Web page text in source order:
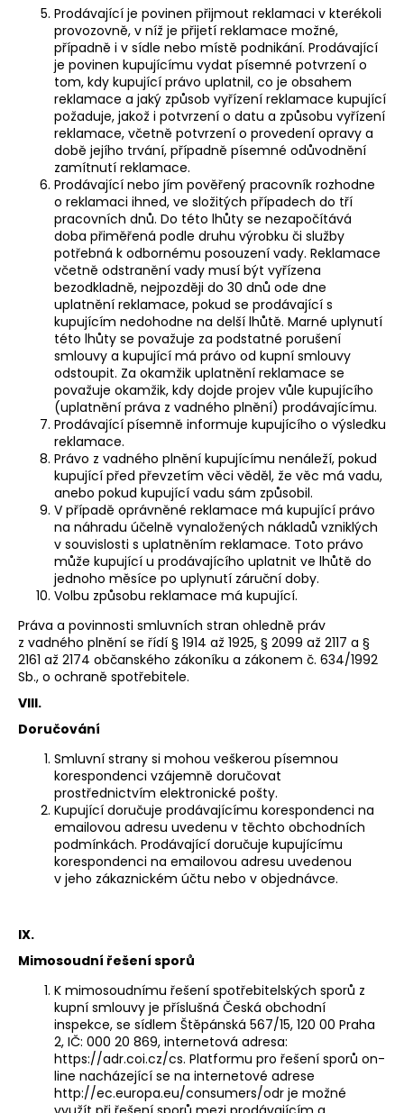
Prodávající je povinen přijmout reklamaci v kterékoli
provozovně, v níž je přijetí reklamace možné,
případně i v sídle nebo místě podnikání. Prodávající
je povinen kupujícímu vydat písemné potvrzení o
tom, kdy kupující právo uplatnil, co je obsahem
reklamace a jaký způsob vyřízení reklamace kupující
požaduje, jakož i potvrzení o datu a způsobu vyřízení
reklamace, včetně potvrzení o provedení opravy a
době jejího trvání, případně písemné odůvodnění
zamítnutí reklamace.
Prodávající nebo jím pověřený pracovník rozhodne
o reklamaci ihned, ve složitých případech do tří
pracovních dnů. Do této lhůty se nezapočítává
doba přiměřená podle druhu výrobku či služby
potřebná k odbornému posouzení vady. Reklamace
včetně odstranění vady musí být vyřízena
bezodkladně, nejpozději do 30 dnů ode dne
uplatnění reklamace, pokud se prodávající s
kupujícím nedohodne na delší lhůtě. Marné uplynutí
této lhůty se považuje za podstatné porušení
smlouvy a kupující má právo od kupní smlouvy
odstoupit. Za okamžik uplatnění reklamace se
považuje okamžik, kdy dojde projev vůle kupujícího
(uplatnění práva z vadného plnění) prodávajícímu.
Prodávající písemně informuje kupujícího o výsledku
reklamace.
Právo z vadného plnění kupujícímu nenáleží, pokud
kupující před převzetím věci věděl, že věc má vadu,
anebo pokud kupující vadu sám způsobil.
V případě oprávněné reklamace má kupující právo
na náhradu účelně vynaložených nákladů vzniklých
v souvislosti s uplatněním reklamace. Toto právo
může kupující u prodávajícího uplatnit ve lhůtě do
jednoho měsíce po uplynutí záruční doby.
Volbu způsobu reklamace má kupující.
Práva a povinnosti smluvních stran ohledně práv
z vadného plnění se řídí § 1914 až 1925, § 2099 až 2117 a §
2161 až 2174 občanského zákoníku a zákonem č. 634/1992
Sb., o ochraně spotřebitele.
VIII.
Doručování
Smluvní strany si mohou veškerou písemnou
korespondenci vzájemně doručovat
prostřednictvím elektronické pošty.
Kupující doručuje prodávajícímu korespondenci na
emailovou adresu uvedenu v těchto obchodních
podmínkách. Prodávající doručuje kupujícímu
korespondenci na emailovou adresu uvedenou
v jeho zákaznickém účtu nebo v objednávce.
IX.
Mimosoudní řešení sporů
K mimosoudnímu řešení spotřebitelských sporů z
kupní smlouvy je příslušná Česká obchodní
inspekce, se sídlem Štěpánská 567/15, 120 00 Praha
2, IČ: 000 20 869, internetová adresa:
https://adr.coi.cz/cs. Platformu pro řešení sporů on-
line nacházející se na internetové adrese
http://ec.europa.eu/consumers/odr je možné